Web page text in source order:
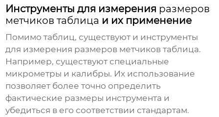
Инструменты для измерения размеров
метчиков таблица и их применение
Помимо таблиц, существуют и инструменты
для измерения размеров метчиков таблица.
Например, существуют специальные
микрометры и калибры. Их использование
позволяет более точно определить
фактические размеры инструмента и
убедиться в его соответствии стандартам.